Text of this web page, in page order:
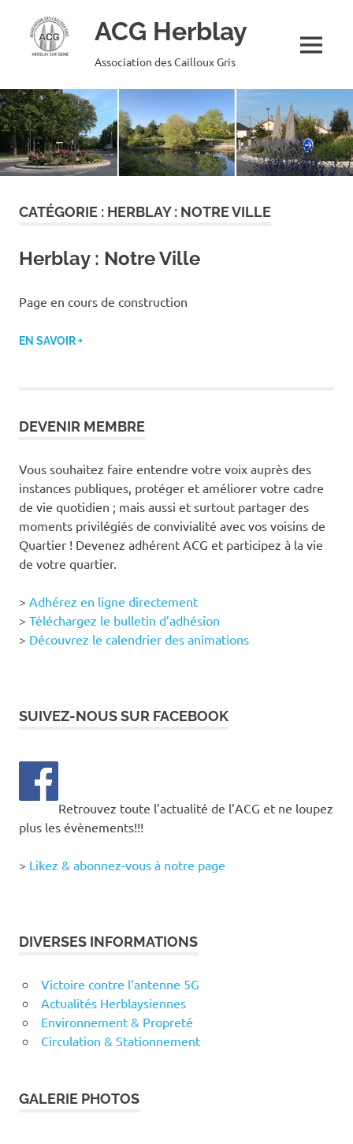
Skip
to
content
ACG Herblay
Association des Cailloux Gris
MENU
CATÉGORIE : HERBLAY : NOTRE VILLE
Herblay : Notre Ville
Page en cours de construction
EN SAVOIR +
DEVENIR MEMBRE
Vous souhaitez faire entendre votre voix auprès des
instances publiques, protéger et améliorer votre cadre
de vie quotidien ; mais aussi et surtout partager des
moments privilégiés de convivialité avec vos voisins de
Quartier ! Devenez adhérent ACG et participez à la vie
de votre quartier.
> Adhérez en ligne directement
> Téléchargez le bulletin d’adhésion
> Découvrez le calendrier des animations
SUIVEZ-NOUS SUR FACEBOOK
Retrouvez toute l’actualité de l’ACG et ne loupez
plus les évènements!!!
> Likez & abonnez-vous à notre page
DIVERSES INFORMATIONS
Victoire contre l’antenne 5G
Actualités Herblaysiennes
Environnement & Propreté
Circulation & Stationnement
GALERIE PHOTOS